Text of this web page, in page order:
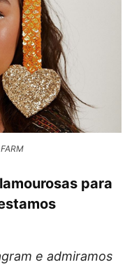
para
e admiramos